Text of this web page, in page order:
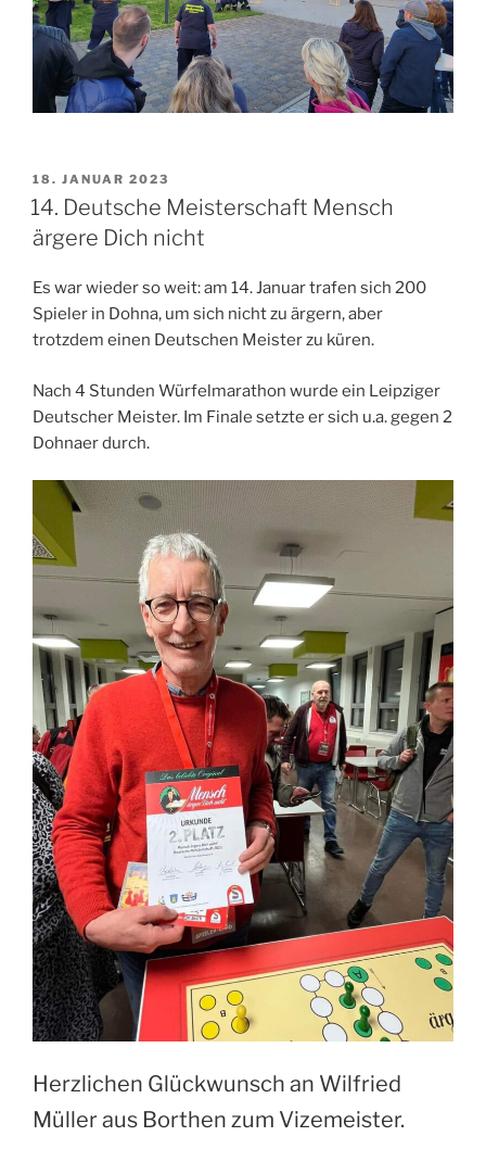
VERÖFFENTLICHT
AM
18. JANUAR 2023
14. Deutsche Meisterschaft Mensch
ärgere Dich nicht
Es war wieder so weit: am 14. Januar trafen sich 200
Spieler in Dohna, um sich nicht zu ärgern, aber
trotzdem einen Deutschen Meister zu küren.
Nach 4 Stunden Würfelmarathon wurde ein Leipziger
Deutscher Meister. Im Finale setzte er sich u.a. gegen 2
Dohnaer durch.
Herzlichen Glückwunsch an Wilfried
Müller aus Borthen zum Vizemeister.